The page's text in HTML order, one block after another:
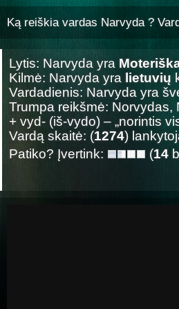
Ką reiškia vardas Narvyda ?
Lytis: Narvyda yra
Kilmė: Narvyda yra lietuvių
Vardadienis: Narvyda yra
Trumpa reikšmė: Norvydas,
+ vyd- (iš-vydo) – „norintis
Vardą skaitė: (1274)
Patiko? Įvertink:
(14